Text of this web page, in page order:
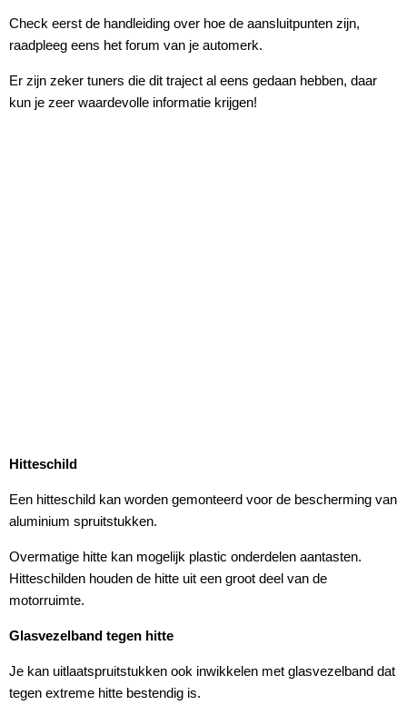
Check eerst de handleiding over hoe de aansluitpunten zijn,
raadpleeg eens het forum van je automerk.
Er zijn zeker tuners die dit traject al eens gedaan hebben, daar
kun je zeer waardevolle informatie krijgen!
Hitteschild
Een hitteschild kan worden gemonteerd voor de bescherming van
aluminium spruitstukken.
Overmatige hitte kan mogelijk plastic onderdelen aantasten.
Hitteschilden houden de hitte uit een groot deel van de
motorruimte.
Glasvezelband tegen hitte
Je kan uitlaatspruitstukken ook inwikkelen met glasvezelband dat
tegen extreme hitte bestendig is.